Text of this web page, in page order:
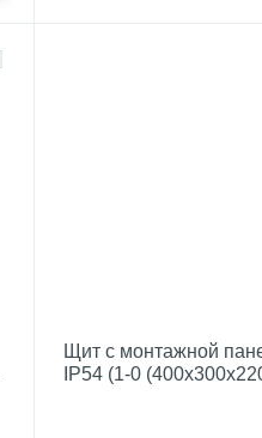
Щит с монтажной
IP54 (1-0